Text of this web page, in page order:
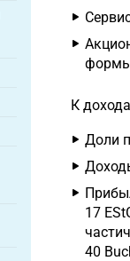
формы
К
Доли
17
40